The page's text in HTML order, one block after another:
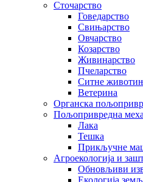
Сточарство
Говедарство
Свињарство
Овчарство
Козарство
Живинарство
Пчеларство
Ситне
Ветерина
Органска
Пољопривредна
Лака
Тешка
Прикључне
Агроекологија и
Обновљиви
Екологија